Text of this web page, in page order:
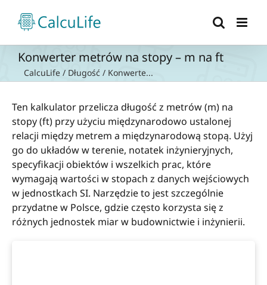
zawartości
Konwerter metrów na stopy – m na ft
CalcuLife / Długość / Konwerte...
Ten kalkulator przelicza długość z metrów (m) na
stopy (ft) przy użyciu międzynarodowo ustalonej
relacji między metrem a międzynarodową stopą. Użyj
go do układów w terenie, notatek inżynieryjnych,
specyfikacji obiektów i wszelkich prac, które
wymagają wartości w stopach z danych wejściowych
w jednostkach SI. Narzędzie to jest szczególnie
przydatne w Polsce, gdzie często korzysta się z
różnych jednostek miar w budownictwie i inżynierii.